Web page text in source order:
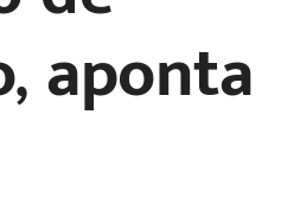
aponta